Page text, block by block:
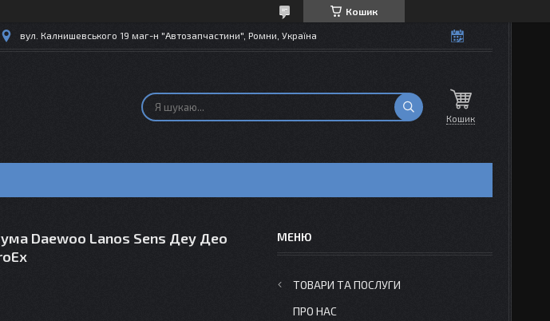
Кошик
вул. Калнишевського 19 маг-н "Автозапчастини", Ромни, Україна
Кошик
Daewoo Lanos Sens Деу Део
ТОВАРИ ТА ПОСЛУГИ
ПРО НАС